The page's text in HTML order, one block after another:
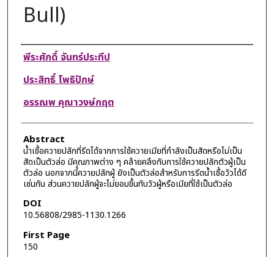
Bull)
Authors
พีระศักดิ์ จันทร์ประทีป
ประสิทธิ์ โพธิปักษ์
อรรณพ คุณาวงษ์กฤต
Abstract
น้ำเชื้อควายปลักที่รีดได้จากการใช้ควายเมียที่กำลังเป็นสัดหรือไม่เป็น
สัดเป็นตัวล่อ มีคุณภาพต่าง ๆ คล้ายคลึงกับการใช้ควายปลักตัวผู้เป็น
ตัวล่อ นอกจากนี้ควายปลักผู้ ยังเป็นตัวล่อสำหรับการรีดน้ำเชื้อวัวได้ดี
เช่นกัน ส่วนควายปลักผู้จะไม่ยอมขึ้นทับวัวผู้หรือเมียที่ใช้เป็นตัวล่อ
DOI
10.56808/2985-1130.1266
First Page
150